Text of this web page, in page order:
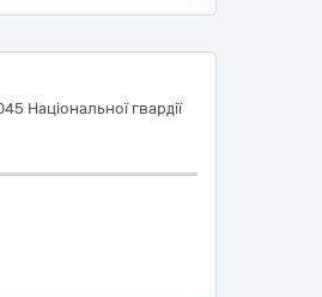
Національної гвардії